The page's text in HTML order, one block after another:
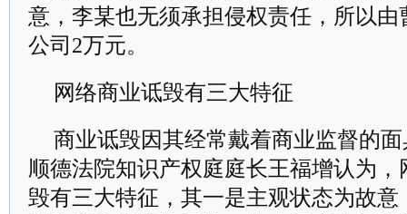
意，李某也无须承担侵权责任，所以
公司 2万元。
网络商业诋毁有三大特征
商业诋毁因其经常戴着商业监督的
顺德法院知识产权庭庭长王福增认为
毁有三大特征，其一是主观状态为故